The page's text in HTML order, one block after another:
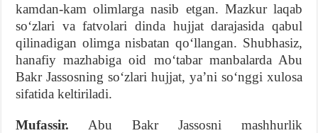
kamdan-kam olimlarga nasib etgan. Mazkur laqab
so‘zlari va fatvolari dinda hujjat darajasida qabul
qilinadigan olimga nisbatan qo‘llangan. Shubhasiz,
hanafiy mazhabiga oid mo‘tabar manbalarda Abu
Bakr Jassosning so‘zlari hujjat, ya’ni so‘nggi xulosa
sifatida keltiriladi.
Mufassir. Abu Bakr Jassosni mashhurlik